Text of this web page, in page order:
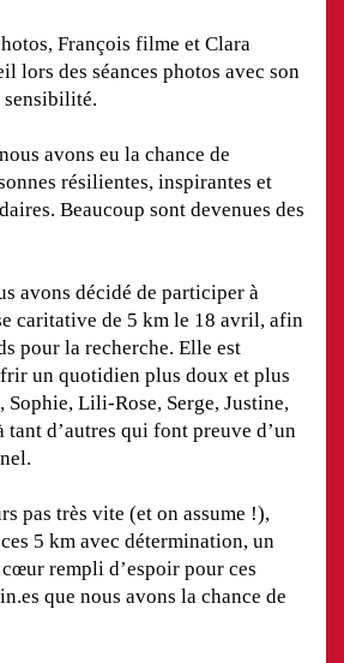
François filme et Clara
lors des séances photos avec son
sensibilité.
avons eu la chance de
résilientes, inspirantes et
Beaucoup sont devenues des
avons décidé de participer à
caritative de 5 km le 18 avril, afin
pour la recherche. Elle est
un quotidien plus doux et plus
Lili-Rose, Serge, Justine,
tant d’autres qui font preuve d’un
pas très vite (et on assume !),
5 km avec détermination, un
rempli d’espoir pour ces
que nous avons la chance de